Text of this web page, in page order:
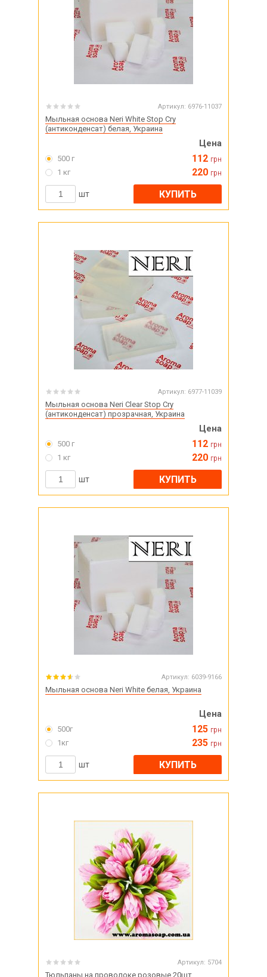
Артикул: 6976-11037
Мыльная основа Neri White Stop Cry
(антиконденсат) белая, Украина
Цена
500 г 112 грн
1 кг 220 грн
шт КУПИТЬ
Артикул: 6977-11039
Мыльная основа Neri Clear Stop Cry
(антиконденсат) прозрачная, Украина
Цена
500 г 112 грн
1 кг 220 грн
шт КУПИТЬ
Артикул: 6039-9166
Мыльная основа Neri White белая, Украина
Цена
500г 125 грн
1кг 235 грн
шт КУПИТЬ
Артикул: 5704
Тюльпаны на проволоке розовые 20шт